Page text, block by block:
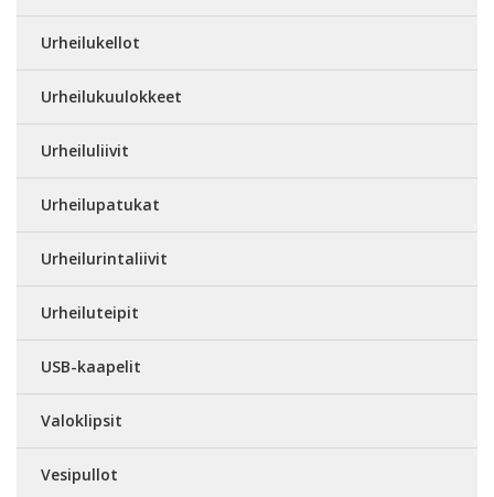
Urheilukellot
Urheilukuulokkeet
Urheiluliivit
Urheilupatukat
Urheilurintaliivit
Urheiluteipit
USB-kaapelit
Valoklipsit
Vesipullot